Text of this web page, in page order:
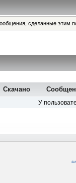
сделанные этим
Скачано
У